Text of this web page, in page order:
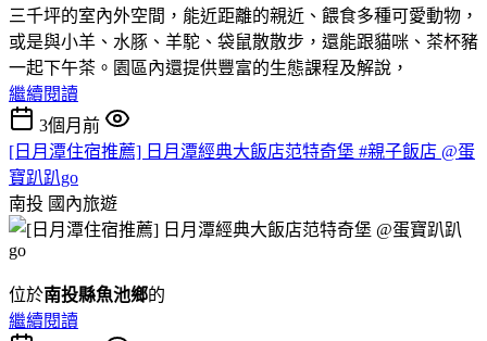
三千坪的室內外空間，能近距離的親近、餵食多種可愛動物，
或是與小羊、水豚、羊駝、袋鼠散散步，還能跟貓咪、茶杯豬
一起下午茶。園區內還提供豐富的生態課程及解說，
繼續閱讀
3個月前
[日月潭住宿推薦] 日月潭經典大飯店范特奇堡 #親子飯店 @蛋
寶趴趴go
南投 國內旅遊
位於南投縣魚池鄉的
繼續閱讀